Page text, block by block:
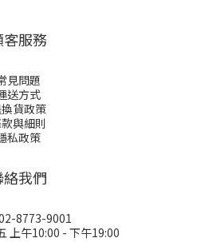
客服務
見問題
送方式
貨政策
與細則
私政策
絡我們
8773-9001
上午10:00 - 下午19:00